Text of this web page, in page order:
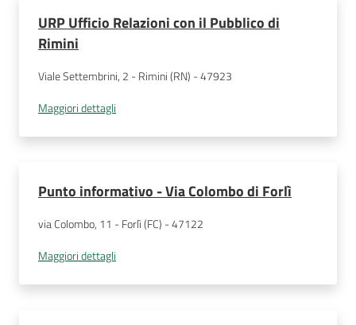
URP Ufficio Relazioni con il Pubblico di
Rimini
Viale Settembrini, 2 - Rimini (RN) - 47923
Maggiori dettagli
Punto informativo - Via Colombo di Forlì
via Colombo, 11 - Forlì (FC) - 47122
Maggiori dettagli